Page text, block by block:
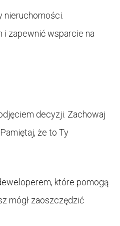
nieruchomości.
i zapewnić wsparcie na
decyzji. Zachowaj
że to Ty
które pomogą
mógł zaoszczędzić